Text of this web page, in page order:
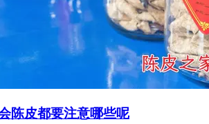
陈皮都要注意哪些呢